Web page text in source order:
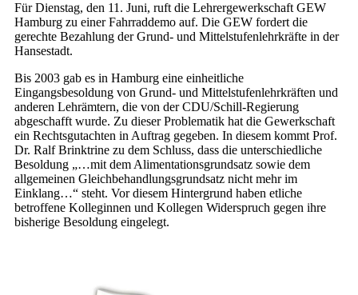
Für Dienstag, den 11. Juni, ruft die Lehrergewerkschaft GEW
Hamburg zu einer Fahrraddemo auf. Die GEW fordert die
gerechte Bezahlung der Grund- und Mittelstufenlehrkräfte in der
Hansestadt.
Bis 2003 gab es in Hamburg eine einheitliche
Eingangsbesoldung von Grund- und Mittelstufenlehrkräften und
anderen Lehrämtern, die von der CDU/Schill-Regierung
abgeschafft wurde. Zu dieser Problematik hat die Gewerkschaft
ein Rechtsgutachten in Auftrag gegeben. In diesem kommt Prof.
Dr. Ralf Brinktrine zu dem Schluss, dass die unterschiedliche
Besoldung „…mit dem Alimentationsgrundsatz sowie dem
allgemeinen Gleichbehandlungsgrundsatz nicht mehr im
Einklang…“ steht. Vor diesem Hintergrund haben etliche
betroffene Kolleginnen und Kollegen Widerspruch gegen ihre
bisherige Besoldung eingelegt.